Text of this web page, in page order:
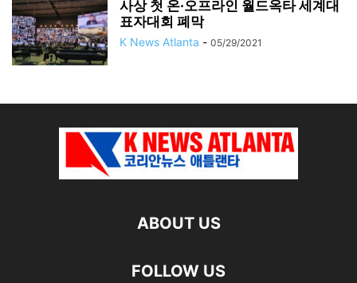
사상 첫 온·오프라인 월드옥타 세계대
표자대회 폐막
K News Atlanta - 05/29/2021
ABOUT US
FOLLOW US